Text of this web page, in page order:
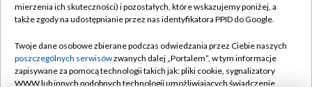
Naziemna Telewizja Cyfrowa
Rada Programowa
System NOS
Pomoc
Kontakt
mierzenia ich skuteczności) i pozostałych, które wskazujemy poniżej, a
także zgody na udostępnianie przez nas identyfikatora PPID do Google.
Twoje dane osobowe zbierane podczas odwiedzania przez Ciebie naszych
poszczególnych serwisówzwanych dalej „Portalem”, w tym informacje
zapisywane za pomocą technologii takich jak: pliki cookie, sygnalizatory
WWW lub innych podobnych technologii umożliwiających świadczenie